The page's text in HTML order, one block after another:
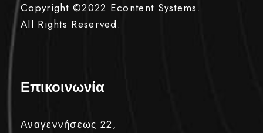
Copyright ©2022 Econtent Systems.
All Rights Reserved.
Επικοινωνία
Αναγεννήσεως 22,